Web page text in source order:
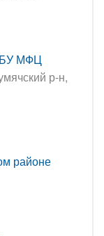
МФЦ
р-н,
районе